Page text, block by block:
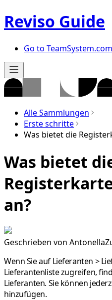
Reviso Guide
Go to TeamSystem.com
Alle Sammlungen
Erste schritte
Was bietet die
Was bietet
an?
Geschrieben von Antonella
Wenn Sie auf Lieferanten >
Lieferantenlistezugreifen,
Lieferanten. Sie können
hinzufügen.